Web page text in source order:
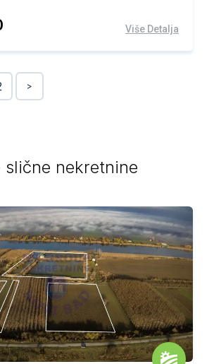
Više Detalja
>
slične nekretnine